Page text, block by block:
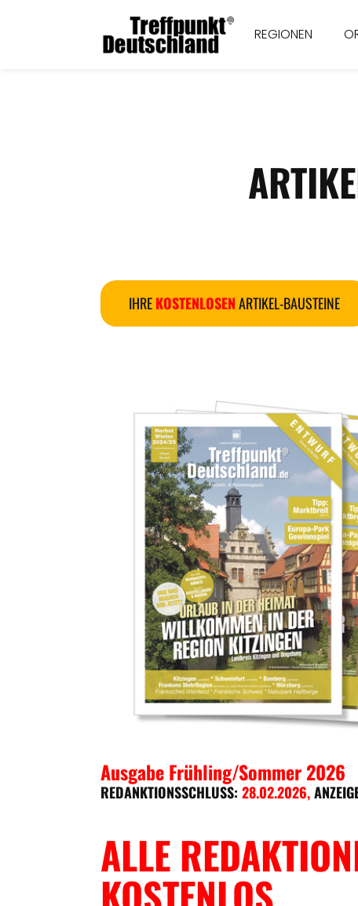
REGIONEN
IHREKOSTENLOSENARTIKEL-BAUSTEINE
Ausgabe Frühling/Sommer 2026
REDANKTIONSSCHLUSS: 28.02.2026,
ALLE